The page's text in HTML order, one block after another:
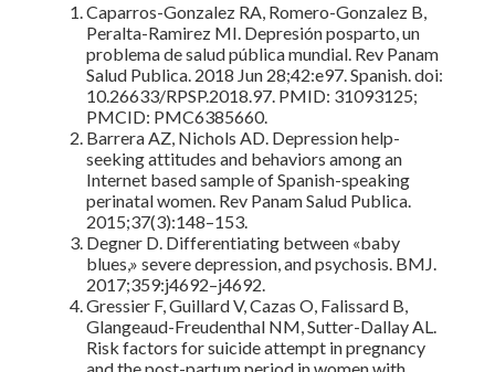
Caparros-Gonzalez RA, Romero-Gonzalez B,
Peralta-Ramirez MI. Depresión posparto, un
problema de salud pública mundial. Rev Panam
Salud Publica. 2018 Jun 28;42:e97. Spanish. doi:
10.26633/RPSP.2018.97. PMID: 31093125;
PMCID: PMC6385660.
Barrera AZ, Nichols AD. Depression help-
seeking attitudes and behaviors among an
Internet based sample of Spanish-speaking
perinatal women. Rev Panam Salud Publica.
2015;37(3):148–153.
Degner D. Differentiating between «baby
blues,» severe depression, and psychosis. BMJ.
2017;359:j4692–j4692.
Gressier F, Guillard V, Cazas O, Falissard B,
Glangeaud-Freudenthal NM, Sutter-Dallay AL.
Risk factors for suicide attempt in pregnancy